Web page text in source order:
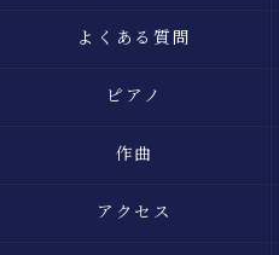
よくある質問
ピアノ
作曲
アクセス